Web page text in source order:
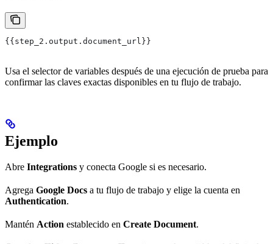
{{step_2.output.document_url}}
Usa el selector de variables después de una ejecución de prueba para
confirmar las claves exactas disponibles en tu flujo de trabajo.
Ejemplo
Abre Integrations y conecta Google si es necesario.
Agrega Google Docs a tu flujo de trabajo y elige la cuenta en
Authentication.
Mantén Action establecido en Create Document.